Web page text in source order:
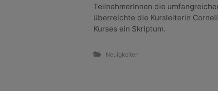
TeilnehmerInnen die
überreichte die Kursleiterin
Kurses ein Skriptum.
Neuigkeiten